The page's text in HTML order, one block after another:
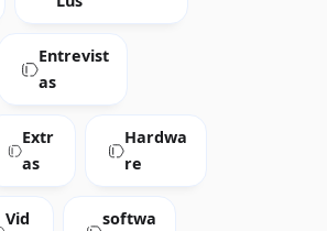
Entrevist
as
Extr
as
Hardwa
re
Vid
softwa